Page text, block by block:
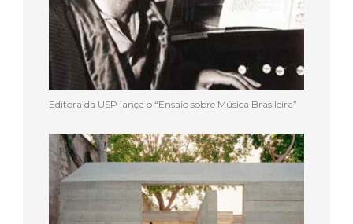
Editora da USP lança o “Ensaio sobre Música Brasileira”